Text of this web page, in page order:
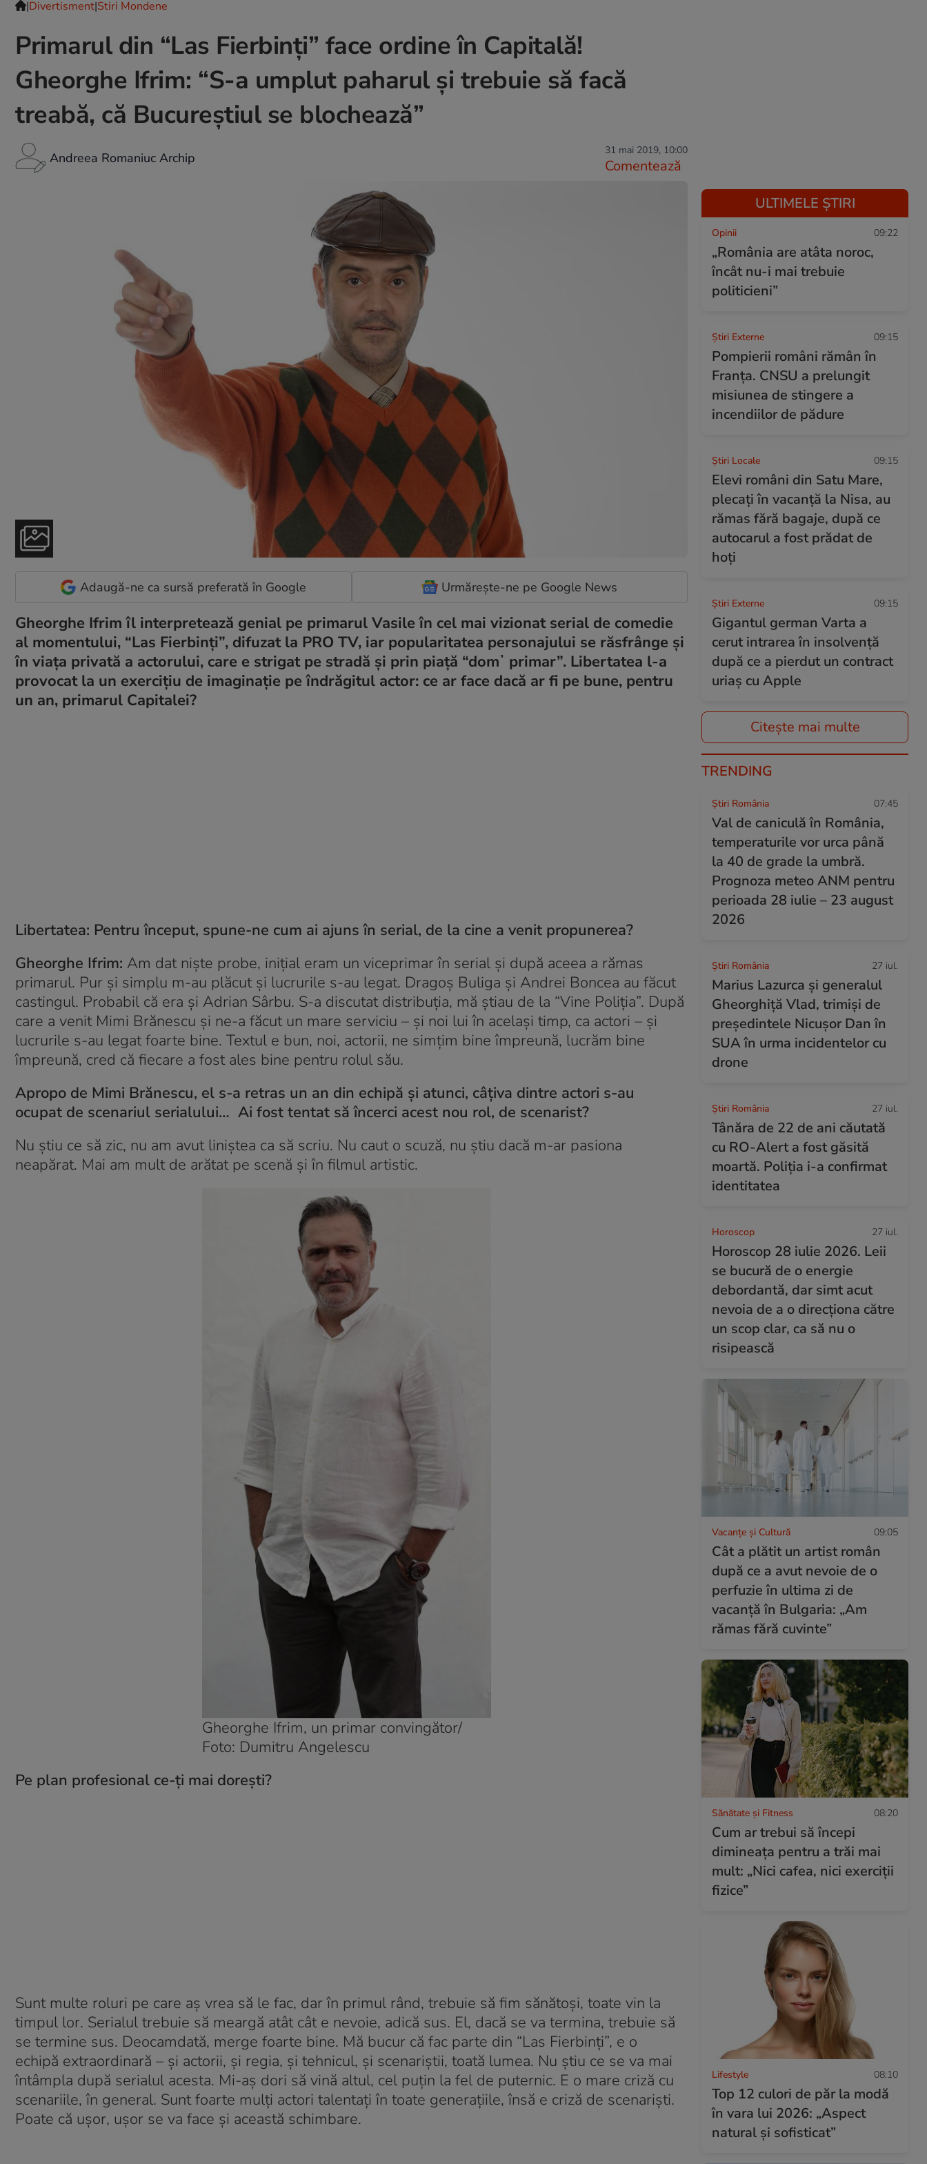
|Divertisment|Stiri Mondene
Primarul din “Las Fierbinți” face ordine în Capitală!
Gheorghe Ifrim: “S-a umplut paharul și trebuie să facă
treabă, că Bucureștiul se blochează”
Andreea Romaniuc Archip 31 mai 2019, 10:00
Comentează
Adaugă-ne ca sursă preferată în Google Urmărește-ne pe Google News
Gheorghe Ifrim îl interpretează genial pe primarul Vasile în cel mai vizionat serial de comedie
al momentului, “Las Fierbinți”, difuzat la PRO TV, iar popularitatea personajului se răsfrânge și
în viața privată a actorului, care e strigat pe stradă și prin piață “domʼ primar”. Libertatea l-a
provocat la un exercițiu de imaginație pe îndrăgitul actor: ce ar face dacă ar fi pe bune, pentru
un an, primarul Capitalei?
Libertatea: Pentru început, spune-ne cum ai ajuns în serial, de la cine a venit propunerea?
Gheorghe Ifrim: Am dat niște probe, inițial eram un viceprimar în serial și după aceea a rămas
primarul. Pur și simplu m-au plăcut și lucrurile s-au legat. Dragoș Buliga și Andrei Boncea au făcut
castingul. Probabil că era și Adrian Sârbu. S-a discutat distribuția, mă știau de la “Vine Poliția”. După
care a venit Mimi Brănescu și ne-a făcut un mare serviciu – și noi lui în același timp, ca actori – și
lucrurile s-au legat foarte bine. Textul e bun, noi, actorii, ne simțim bine împreună, lucrăm bine
împreună, cred că fiecare a fost ales bine pentru rolul său.
Apropo de Mimi Brănescu, el s-a retras un an din echipă și atunci, câțiva dintre actori s-au
ocupat de scenariul serialului… Ai fost tentat să încerci acest nou rol, de scenarist?
Nu știu ce să zic, nu am avut liniștea ca să scriu. Nu caut o scuză, nu știu dacă m-ar pasiona
neapărat. Mai am mult de arătat pe scenă și în filmul artistic.
Gheorghe Ifrim, un primar convingător/
Foto: Dumitru Angelescu
Pe plan profesional ce-ți mai dorești?
Sunt multe roluri pe care aș vrea să le fac, dar în primul rând, trebuie să fim sănătoși, toate vin la
timpul lor. Serialul trebuie să meargă atât cât e nevoie, adică sus. El, dacă se va termina, trebuie să
se termine sus. Deocamdată, merge foarte bine. Mă bucur că fac parte din “Las Fierbinți”, e o
echipă extraordinară – și actorii, și regia, și tehnicul, și scenariștii, toată lumea. Nu știu ce se va mai
întâmpla după serialul acesta. Mi-aș dori să vină altul, cel puțin la fel de puternic. E o mare criză cu
scenariile, în general. Sunt foarte mulți actori talentați în toate generațiile, însă e criză de scenariști.
Poate că ușor, ușor se va face și această schimbare.
ULTIMELE ȘTIRI
Opinii 09:22
„România are atâta noroc,
încât nu-i mai trebuie
politicieni”
Știri Externe 09:15
Pompierii români rămân în
Franța. CNSU a prelungit
misiunea de stingere a
incendiilor de pădure
Știri Locale 09:15
Elevi români din Satu Mare,
plecați în vacanță la Nisa, au
rămas fără bagaje, după ce
autocarul a fost prădat de
hoți
Știri Externe 09:15
Gigantul german Varta a
cerut intrarea în insolvență
după ce a pierdut un contract
uriaș cu Apple
Citește mai multe
TRENDING
Știri România 07:45
Val de caniculă în România,
temperaturile vor urca până
la 40 de grade la umbră.
Prognoza meteo ANM pentru
perioada 28 iulie – 23 august
2026
Știri România 27 iul.
Marius Lazurca și generalul
Gheorghiță Vlad, trimiși de
președintele Nicușor Dan în
SUA în urma incidentelor cu
drone
Știri România 27 iul.
Tânăra de 22 de ani căutată
cu RO-Alert a fost găsită
moartă. Poliția i-a confirmat
identitatea
Horoscop 27 iul.
Horoscop 28 iulie 2026. Leii
se bucură de o energie
debordantă, dar simt acut
nevoia de a o direcționa către
un scop clar, ca să nu o
risipească
Vacanțe și Cultură 09:05
Cât a plătit un artist român
după ce a avut nevoie de o
perfuzie în ultima zi de
vacanță în Bulgaria: „Am
rămas fără cuvinte”
Sănătate și Fitness 08:20
Cum ar trebui să începi
dimineața pentru a trăi mai
mult: „Nici cafea, nici exerciții
fizice”
Lifestyle 08:10
Top 12 culori de păr la modă
în vara lui 2026: „Aspect
natural și sofisticat”